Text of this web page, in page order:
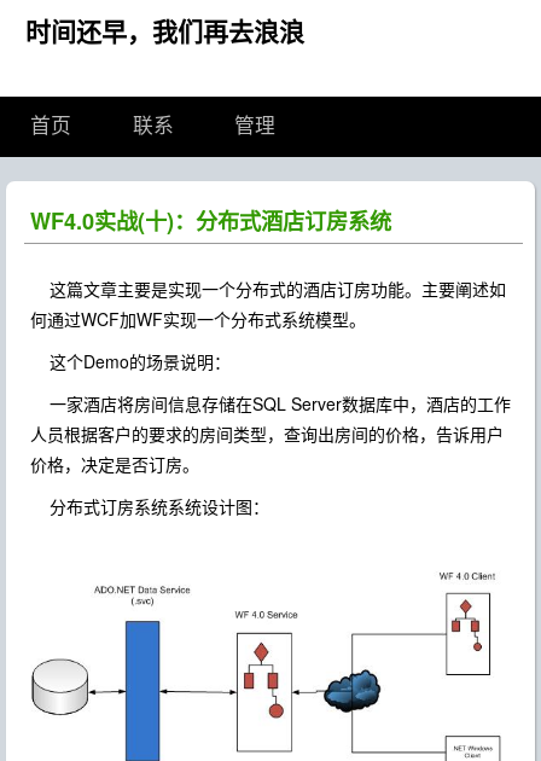
时间还早，我们再去浪浪
首页 联系 管理
WF4.0实战(十)：分布式酒店订房系统
这篇文章主要是实现一个分布式的酒店订房功能。主要阐述如
何通过WCF加WF实现一个分布式系统模型。
这个Demo的场景说明：
一家酒店将房间信息存储在SQL Server数据库中，酒店的工作
人员根据客户的要求的房间类型，查询出房间的价格，告诉用户
价格，决定是否订房。
分布式订房系统系统设计图：